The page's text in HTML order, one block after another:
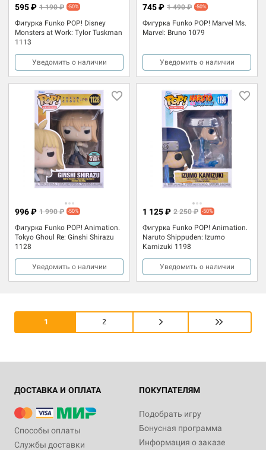
Фигурка Funko POP! Disney
Monsters at Work: Tylor Tuskman
1113
595 ₽ 1 190 ₽ -50%
Уведомить о наличии
Фигурка Funko POP! Marvel Ms.
Marvel: Bruno 1079
745 ₽ 1 490 ₽ -50%
Уведомить о наличии
Фигурка Funko POP! Animation.
Tokyo Ghoul Re: Ginshi Shirazu
1128
996 ₽ 1 990 ₽ -50%
Уведомить о наличии
Фигурка Funko POP! Animation.
Naruto Shippuden: Izumo
Kamizuki 1198
1 125 ₽ 2 250 ₽ -50%
Уведомить о наличии
1 2
ДОСТАВКА И ОПЛАТА
Способы оплаты
Службы доставки
ПОКУПАТЕЛЯМ
Подобрать игру
Бонусная программа
Информация о заказе